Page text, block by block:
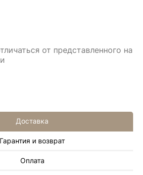
от представленного на
Доставка
Гарантия и возврат
Оплата